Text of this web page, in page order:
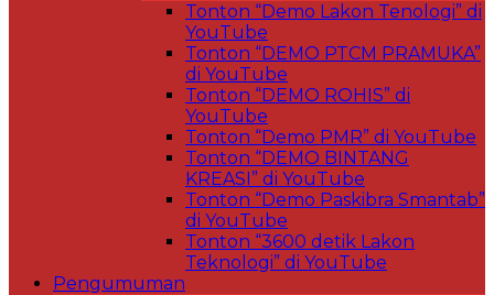
Tonton “Demo Lakon Tenologi” di
YouTube
Tonton “DEMO PTCM PRAMUKA”
di YouTube
Tonton “DEMO ROHIS” di
YouTube
Tonton “Demo PMR” di YouTube
Tonton “DEMO BINTANG
KREASI” di YouTube
Tonton “Demo Paskibra Smantab”
di YouTube
Tonton “3600 detik Lakon
Teknologi” di YouTube
Pengumuman